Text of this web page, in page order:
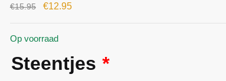
€15.95 €12.95
Op voorraad
Steentjes *